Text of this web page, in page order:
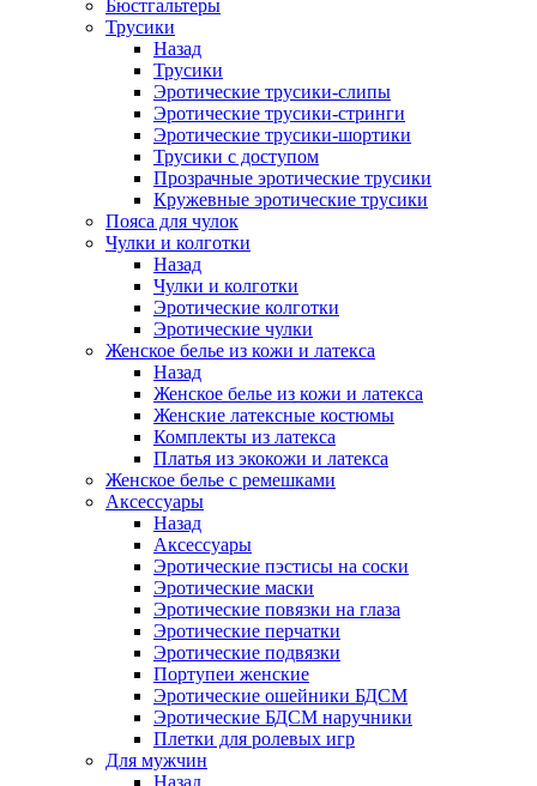
Бюстгальтеры
Трусики
Назад
Трусики
Эротические трусики-слипы
Эротические трусики-стринги
Эротические трусики-шортики
Трусики с доступом
Прозрачные эротические трусики
Кружевные эротические трусики
Пояса для чулок
Чулки и колготки
Назад
Чулки и колготки
Эротические колготки
Эротические чулки
Женское белье из кожи и латекса
Назад
Женское белье из кожи и латекса
Женские латексные костюмы
Комплекты из латекса
Платья из экокожи и латекса
Женское белье с ремешками
Аксессуары
Назад
Аксессуары
Эротические пэстисы на соски
Эротические маски
Эротические повязки на глаза
Эротические перчатки
Эротические подвязки
Портупеи женские
Эротические ошейники БДСМ
Эротические БДСМ наручники
Плетки для ролевых игр
Для мужчин
Назад